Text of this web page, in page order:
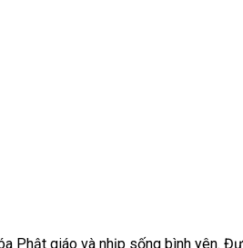
Phật giáo và nhịp sống bình yên.